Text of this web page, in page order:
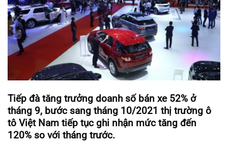
Tiếp đà tăng trưởng doanh số bán xe 52% ở
tháng 9, bước sang tháng 10/2021 thị trường ô
tô Việt Nam tiếp tục ghi nhận mức tăng đến
120% so với tháng trước.